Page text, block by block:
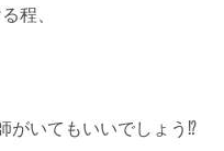
程、
がいてもいいでしょう⁉︎